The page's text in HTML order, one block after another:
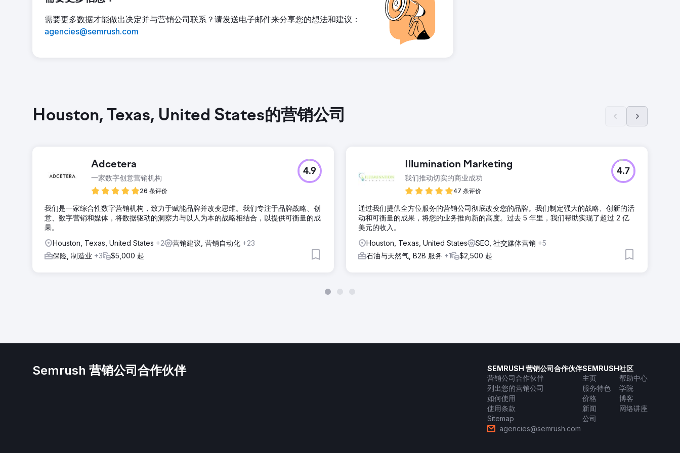
需要更多数据才能做出决定并与营销公司联系？请发送电子邮件来分享您的想法和建议：
agencies@semrush.com
Houston, Texas, United States的营销公司
Adcetera
一家数字创意营销机构
26 条评价
4.9
我们是一家综合性数字营销机构，致力于赋能品牌并改变思维。我们专注于品牌战略、创
意、数字营销和媒体，将数据驱动的洞察力与以人为本的战略相结合，以提供可衡量的成
果。
Houston, Texas, United States +2 营销建议, 营销自动化 +23
保险, 制造业 +3 $5,000 起
Illumination Marketing
我们推动切实的商业成功
47 条评价
4.7
通过我们提供全方位服务的营销公司彻底改变您的品牌。我们制定强大的战略、创新的活
动和可衡量的成果，将您的业务推向新的高度。过去 5 年里，我们帮助实现了超过 2 亿
美元的收入。
Houston, Texas, United States
SEO, 社交媒体营销 +5
石油与天然气, B2B 服务 +1 $2,500 起
Semrush 营销公司合作伙伴
SEMRUSH 营销公司合作伙伴
营销公司合作伙伴
列出您的营销公司
如何使用
使用条款
Sitemap
agencies@semrush.com
SEMRUSH
主页
服务特色
价格
新闻
公司
社区
帮助中心
学院
博客
网络讲座